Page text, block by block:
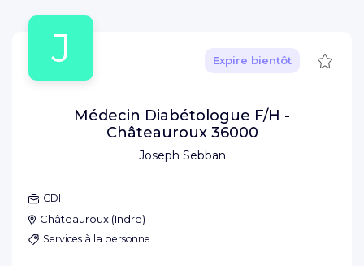
J
Joseph Sebban
Expire bientôt
Médecin Diabétologue F/H -
Châteauroux 36000
CDI
Châteauroux (Indre)
Services à la personne